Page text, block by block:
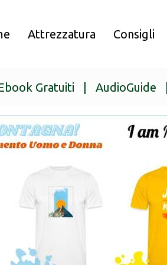
Attrezzatura Consigli
Gratuiti AudioGuide